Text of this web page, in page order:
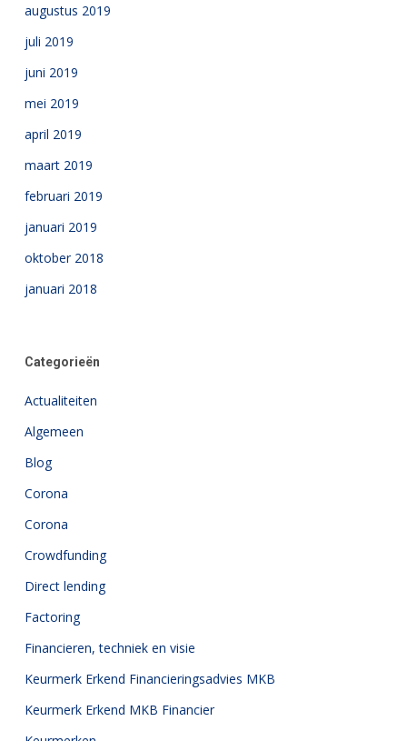
augustus 2019
juli 2019
juni 2019
mei 2019
april 2019
maart 2019
februari 2019
januari 2019
oktober 2018
januari 2018
Categorieën
Actualiteiten
Algemeen
Blog
Corona
Corona
Crowdfunding
Direct lending
Factoring
Financieren, techniek en visie
Keurmerk Erkend Financieringsadvies MKB
Keurmerk Erkend MKB Financier